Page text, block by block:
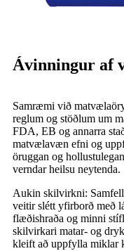
Ávinningur af
Samræmi við
reglum og stöðlum um
FDA, EB og annarra
matvælavæn efni og
öruggan og
verndar heilsu neytenda.
Aukin skilvirkni:
veitir slétt yfirborð með
flæðishraða og minni
skilvirkari matar- og
kleift að uppfylla miklar